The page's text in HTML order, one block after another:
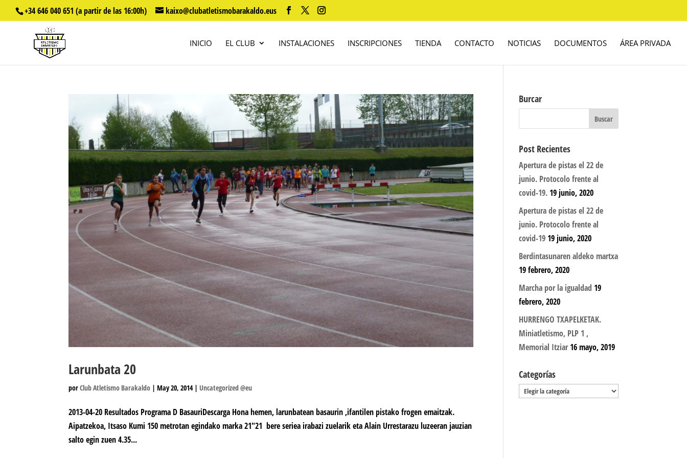
+34 646 040 651 (a partir de las 16:00h) kaixo@clubatletismobarakaldo.eus
INICIO EL CLUB INSTALACIONES INSCRIPCIONES TIENDA CONTACTO NOTICIAS DOCUMENTOS ÁREA PRIVADA
Larunbata 20
porClub Atletismo Barakaldo |May 20, 2014|Uncategorized @eu
2013-04-20 Resultados Programa D BasauriDescarga Hona hemen, larunbatean basaurin ,ifantilen pistako frogen emaitzak.
Aipatzekoa, Itsaso Kumi 150 metrotan egindako marka 21″21 bere seriea irabazi zuelarik eta Alain Urrestarazu luzeeran jauzian
salto egin zuen 4.35...
Burcar
Post Recientes
Apertura de pistas el 22 de
junio. Protocolo frente al
covid-19. 19 junio, 2020
Apertura de pistas el 22 de
junio. Protocolo frente al
covid-19 19 junio, 2020
Berdintasunaren aldeko martxa
19 febrero, 2020
Marcha por la igualdad 19
febrero, 2020
HURRENGO TXAPELKETAK.
Miniatletismo, PLP 1 ,
Memorial Itziar 16 mayo, 2019
Categorías
Categorías